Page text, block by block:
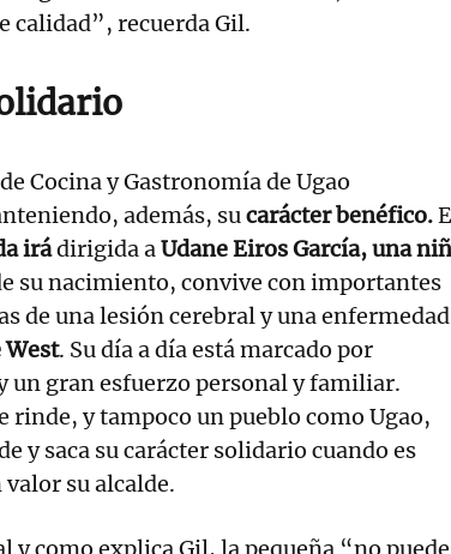
calidad”, recuerda Gil.​
Cocina y Gastronomía de Ugao
además, sucarácter benéfico.
irádirigida aUdane Eiros García, una
su nacimiento, convive con importantes
de una lesión cerebral y una enfermedad
. Su día a día está marcado por
un gran esfuerzo personal y familiar.​
rinde, y tampoco un pueblo como Ugao,
y saca su carácter solidario cuando es
su alcalde.
y como explica Gil, la pequeña “no puede